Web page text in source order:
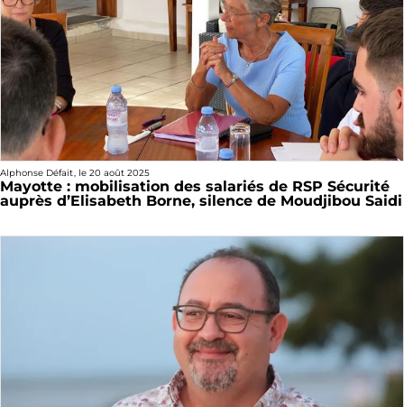
Alphonse Défait, le 20 août 2025
Mayotte : mobilisation des salariés de RSP Sécurité
auprès d’Elisabeth Borne, silence de Moudjibou Saidi